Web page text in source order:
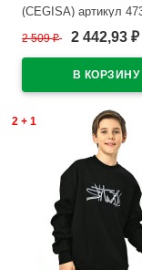
(CEGISA) артикул
размерный ряд 36/
2 509₽ 2 442,93 ₽
2 + 1